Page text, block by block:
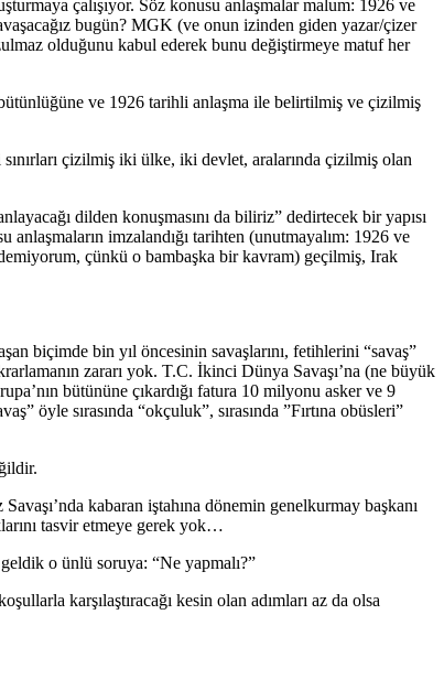
çalışıyor. Söz konusu anlaşmalar malum: 1926 ve
bugün? MGK (ve onun izinden giden yazar/çizer
olduğunu kabul ederek bunu değiştirmeye matuf her
ve 1926 tarihli anlaşma ile belirtilmiş ve çizilmiş
çizilmiş iki ülke, iki devlet, aralarında çizilmiş olan
dilden konuşmasını da biliriz” dedirtecek bir yapısı
imzalandığı tarihten (unutmayalım: 1926 ve
çünkü o bambaşka bir kavram) geçilmiş, Irak
biçimde bin yıl öncesinin savaşlarını, fetihlerini “savaş”
zararı yok. T.C. İkinci Dünya Savaşı’na (ne büyük
bütününe çıkardığı fatura 10 milyonu asker ve 9
öyle sırasında “okçuluk”, sırasında ”Fırtına obüsleri”
kabaran iştahına dönemin genelkurmay başkanı
tasvir etmeye gerek yok…
o ünlü soruya: “Ne yapmalı?”
karşılaştıracağı kesin olan adımları az da olsa